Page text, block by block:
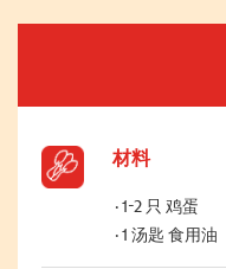
材料
1-2 只 鸡蛋
1 汤匙 食用油